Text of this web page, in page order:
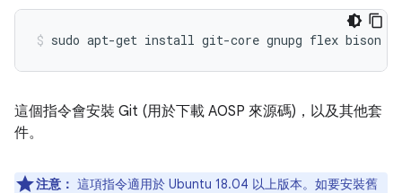
sudo apt-get install git-core gnupg flex bison
這個指令會安裝 Git (用於下載 AOSP 來源碼)，以及其他套
件。
注意： 這項指令適用於 Ubuntu 18.04 以上版本。如要安裝舊